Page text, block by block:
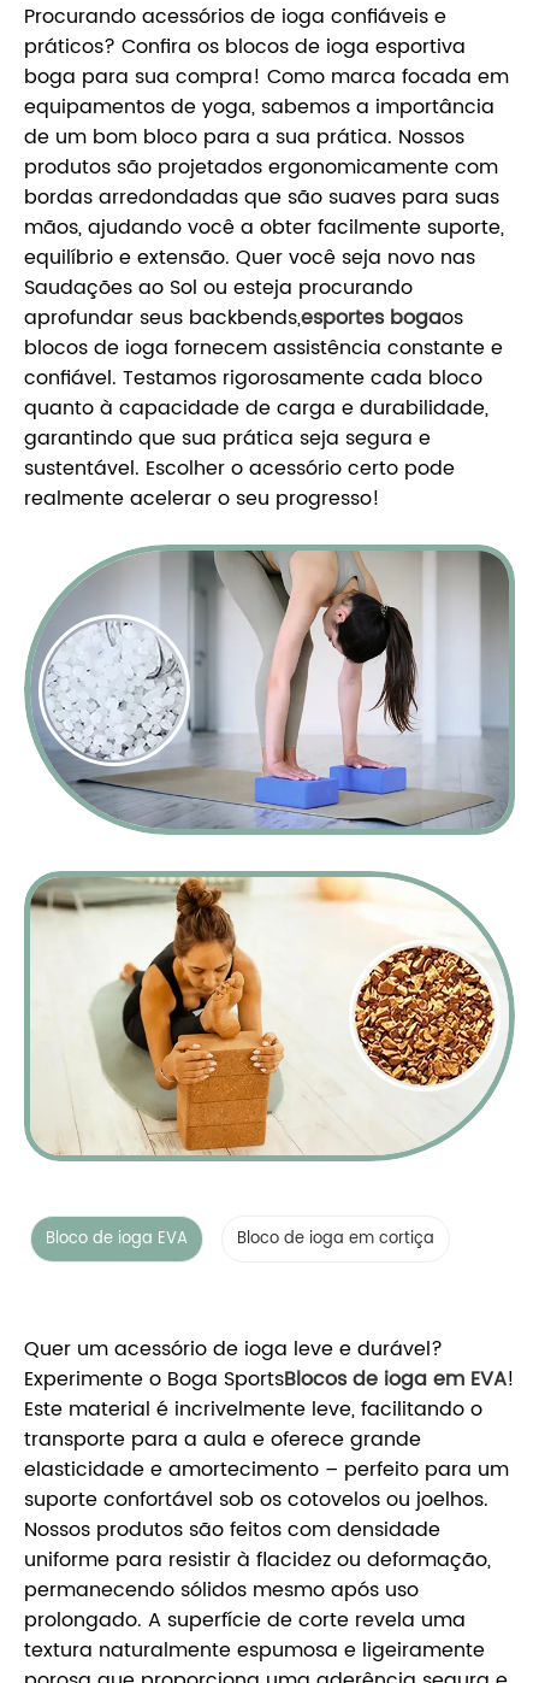
Procurando acessórios de ioga confiáveis ​​​​e
práticos? Confira os blocos de ioga esportiva
boga para sua compra! Como marca focada em
equipamentos de yoga, sabemos a importância
de um bom bloco para a sua prática. Nossos
produtos são projetados ergonomicamente com
bordas arredondadas que são suaves para suas
mãos, ajudando você a obter facilmente suporte,
equilíbrio e extensão. Quer você seja novo nas
Saudações ao Sol ou esteja procurando
aprofundar seus backbends,esportes bogaos
blocos de ioga fornecem assistência constante e
confiável. Testamos rigorosamente cada bloco
quanto à capacidade de carga e durabilidade,
garantindo que sua prática seja segura e
sustentável. Escolher o acessório certo pode
realmente acelerar o seu progresso!
Bloco de ioga EVA Bloco de ioga em cortiça
Quer um acessório de ioga leve e durável?
Experimente o Boga SportsBlocos de ioga em EVA!
Este material é incrivelmente leve, facilitando o
transporte para a aula e oferece grande
elasticidade e amortecimento – perfeito para um
suporte confortável sob os cotovelos ou joelhos.
Nossos produtos são feitos com densidade
uniforme para resistir à flacidez ou deformação,
permanecendo sólidos mesmo após uso
prolongado. A superfície de corte revela uma
textura naturalmente espumosa e ligeiramente